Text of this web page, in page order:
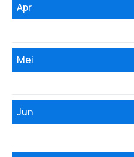
Apr
Mei
Jun